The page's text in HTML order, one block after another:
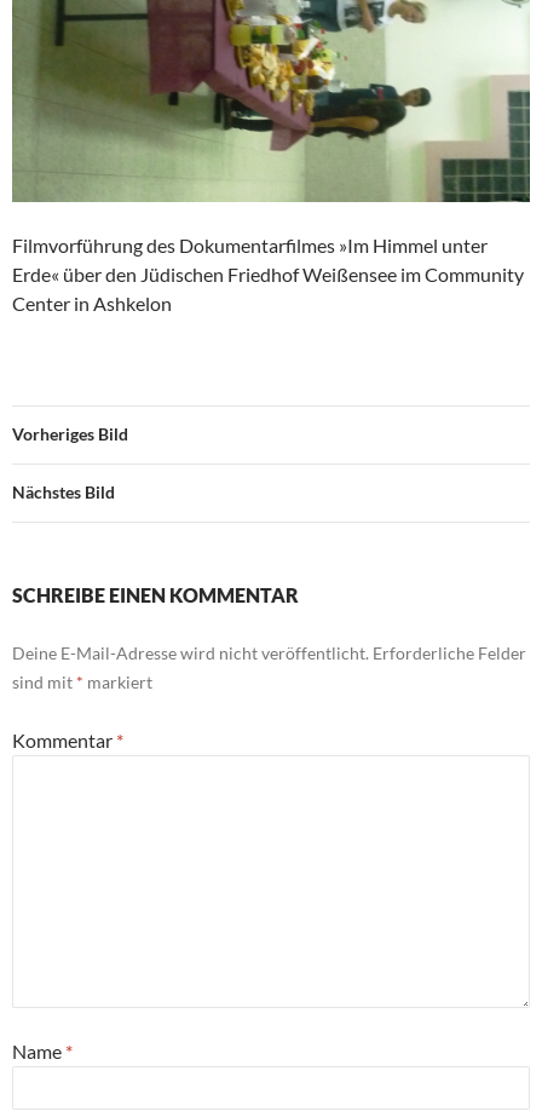
Filmvorführung des Dokumentarfilmes »Im Himmel unter
Erde« über den Jüdischen Friedhof Weißensee im Community
Center in Ashkelon
Vorheriges Bild
Nächstes Bild
SCHREIBE EINEN KOMMENTAR
Deine E-Mail-Adresse wird nicht veröffentlicht. Erforderliche Felder
sind mit * markiert
Kommentar *
Name *